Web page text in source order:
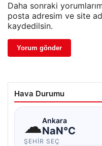
Daha sonraki
posta adresim ve site
kaydedilsin.
Hava Durumu
☁Ankara
NaN°C
ŞEHIR SEÇ